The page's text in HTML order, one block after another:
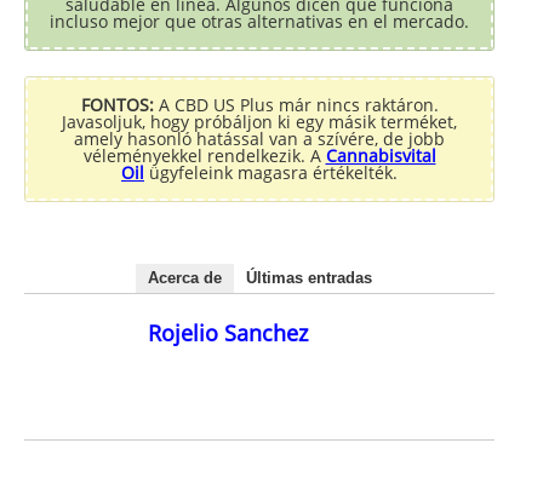
incluso mejor que otras alternativas en el mercado.
FONTOS:A CBD US Plus már nincs raktáron.
Javasoljuk, hogy próbáljon ki egy másik terméket,
amely hasonló hatással van a szívére, de jobb
véleményekkel rendelkezik. A Cannabisvital
Oil ügyfeleink magasra értékelték.
Acerca de Últimas entradas
Rojelio Sanchez